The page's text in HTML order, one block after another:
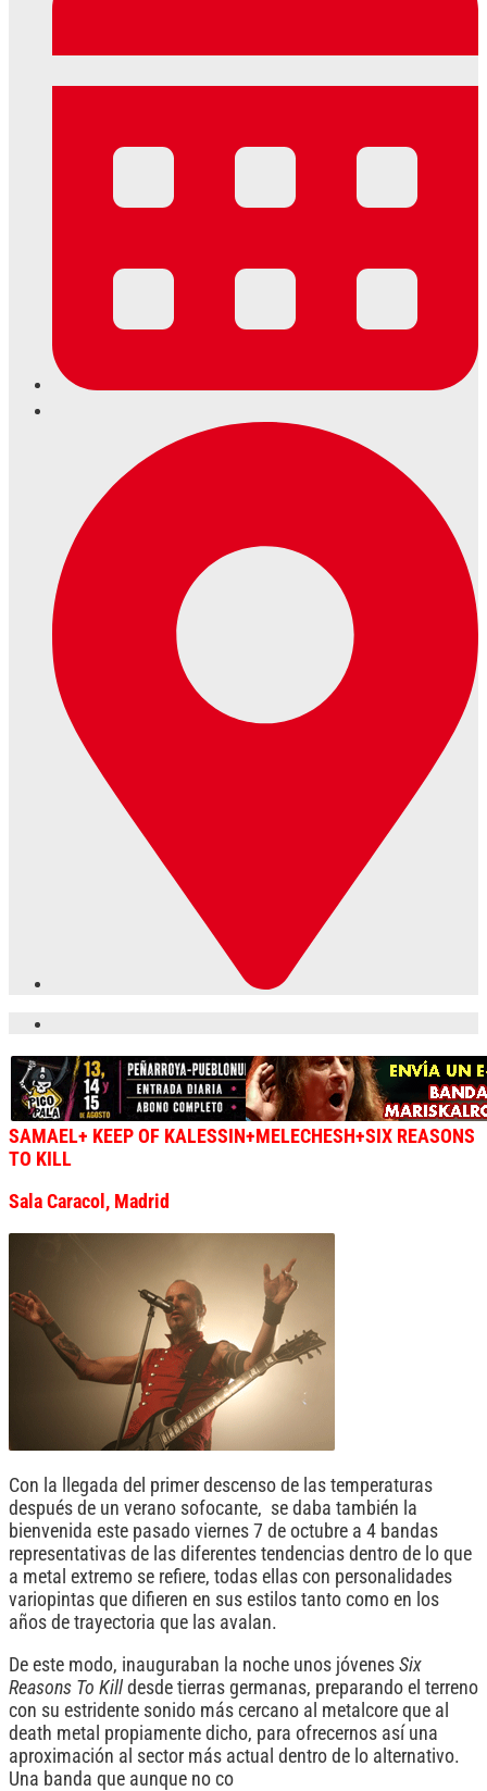
SAMAEL+ KEEP OF KALESSIN+MELECHESH+SIX REASONS
TO KILL
Sala Caracol, Madrid
Con la llegada del primer descenso de las temperaturas
después de un verano sofocante, se daba también la
bienvenida este pasado viernes 7 de octubre a 4 bandas
representativas de las diferentes tendencias dentro de lo que
a metal extremo se refiere, todas ellas con personalidades
variopintas que difieren en sus estilos tanto como en los
años de trayectoria que las avalan.
De este modo, inauguraban la noche unos jóvenes Six
Reasons To Kill desde tierras germanas, preparando el terreno
con su estridente sonido más cercano al metalcore que al
death metal propiamente dicho, para ofrecernos así una
aproximación al sector más actual dentro de lo alternativo.
Una banda que aunque no co